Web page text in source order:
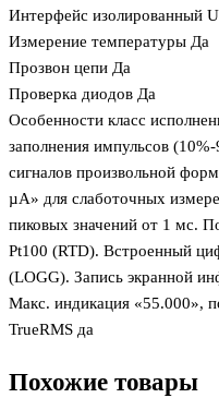
Интерфейс изолированный
Измерение температуры Да
Прозвон цепи Да
Проверка диодов Да
Особенности класс
заполнения импульсов
сигналов произвольной
µА» для слаботочных
пиковых значений от 1 мс.
Pt100 (RTD). Встроенный
(LOGG). Запись экранной
Макс. индикация «55.000»,
TrueRMS да
Похожие товары